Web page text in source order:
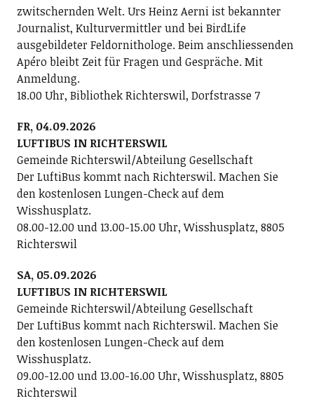
zwitschernden Welt. Urs Heinz Aerni ist bekannter
Journalist, Kulturvermittler und bei BirdLife
ausgebildeter Feldornithologe. Beim anschliessenden
Apéro bleibt Zeit für Fragen und Gespräche. Mit
Anmeldung.
18.00 Uhr, Bibliothek Richterswil, Dorfstrasse 7
FR, 04.09.2026
LUFTIBUS IN RICHTERSWIL
Gemeinde Richterswil/Abteilung Gesellschaft
Der LuftiBus kommt nach Richterswil. Machen Sie
den kostenlosen Lungen-Check auf dem
Wisshusplatz.
08.00-12.00 und 13.00-15.00 Uhr, Wisshusplatz, 8805
Richterswil
SA, 05.09.2026
LUFTIBUS IN RICHTERSWIL
Gemeinde Richterswil/Abteilung Gesellschaft
Der LuftiBus kommt nach Richterswil. Machen Sie
den kostenlosen Lungen-Check auf dem
Wisshusplatz.
09.00-12.00 und 13.00-16.00 Uhr, Wisshusplatz, 8805
Richterswil